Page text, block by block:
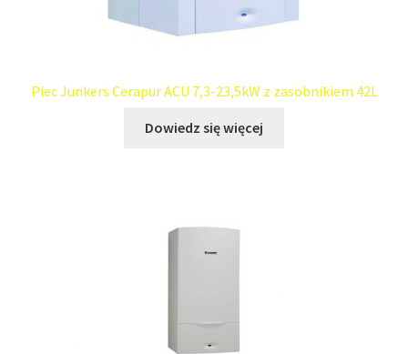
Piec Junkers Cerapur ACU 7,3-23,5kW z zasobnikiem 42L
Dowiedz się więcej